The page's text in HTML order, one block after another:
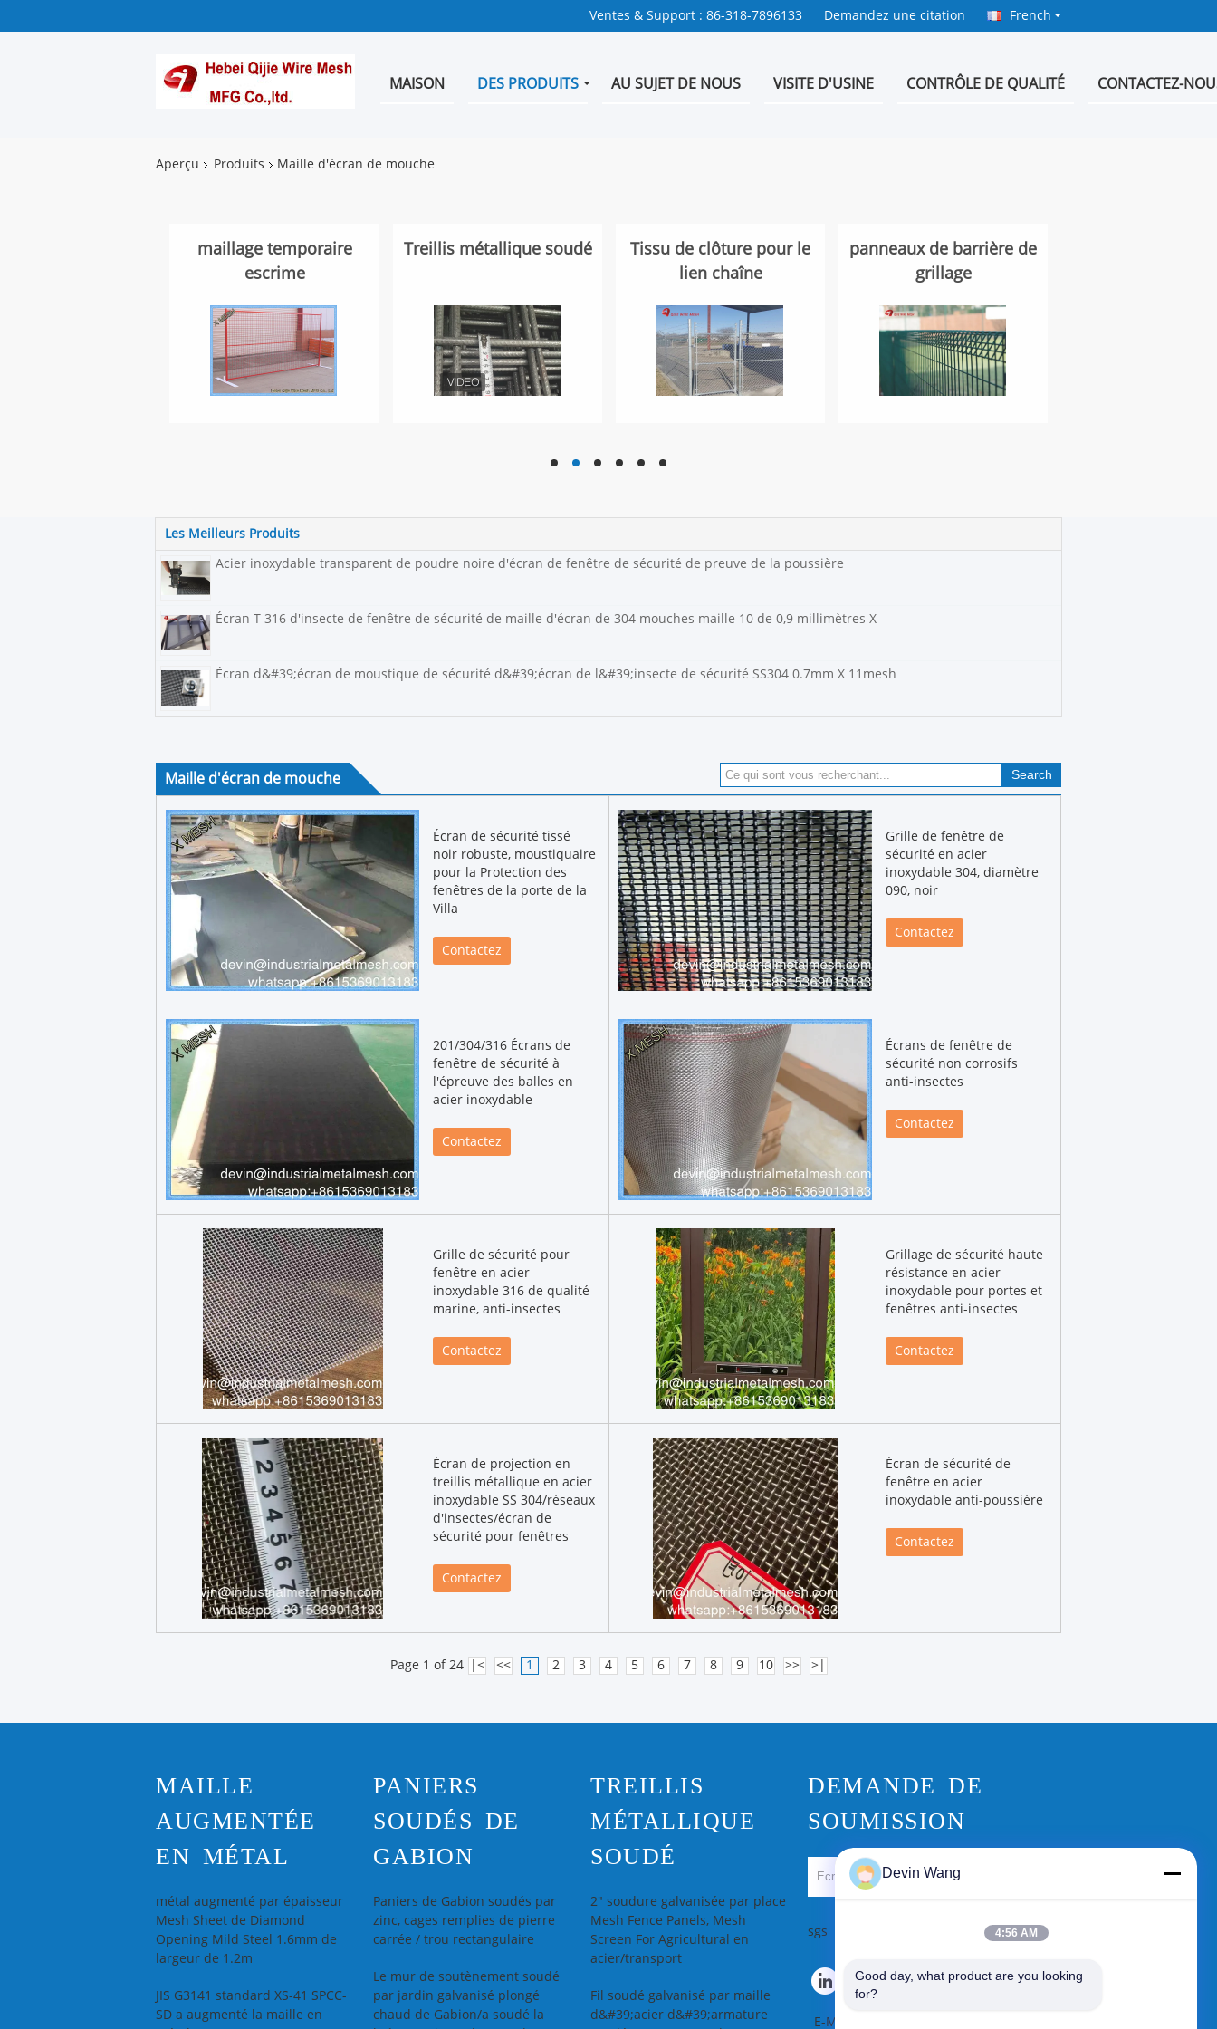
Ventes & Support : 86-318-7896133 Demandez une citation French
MAISON DES PRODUITS AU SUJET DE NOUS VISITE D'USINE CONTRÔLE DE QUALITÉ CONTACTEZ-
Aperçu Produits Maille d'écran de mouche
maillage temporaire
escrime
Treillis métallique soudé
Tissu de clôture pour le
lien chaîne
panneaux de barrière de
grillage
hd hd hd hd hd hd
Les Meilleurs Produits
Acier inoxydable transparent de poudre noire d'écran de fenêtre de sécurité de preuve de la poussière
Écran T 316 d'insecte de fenêtre de sécurité de maille d'écran de 304 mouches maille 10 de 0,9 millimètres X
Écran d&#39;écran de moustique de sécurité d&#39;écran de l&#39;insecte de sécurité SS304 0.7mm X 11mesh
Maille d'écran de mouche
Écran de sécurité tissé
noir robuste, moustiquaire
pour la Protection des
fenêtres de la porte de la
Villa
Contactez
Grille de fenêtre de
sécurité en acier
inoxydable 304, diamètre
090, noir
Contactez
201/304/316 Écrans de
fenêtre de sécurité à
l'épreuve des balles en
acier inoxydable
Contactez
Écrans de fenêtre de
sécurité non corrosifs
anti-insectes
Contactez
Grille de sécurité pour
fenêtre en acier
inoxydable 316 de qualité
marine, anti-insectes
Contactez
Grillage de sécurité haute
résistance en acier
inoxydable pour portes et
fenêtres anti-insectes
Contactez
Écran de projection en
treillis métallique en acier
inoxydable SS 304/réseaux
d'insectes/écran de
sécurité pour fenêtres
Contactez
Écran de sécurité de
fenêtre en acier
inoxydable anti-poussière
Contactez
Page 1 of 24 |< << 1 2 3 4 5 6 7 8 9 10 >> >|
MAILLE
AUGMENTÉE
EN MÉTAL
métal augmenté par épaisseur
Mesh Sheet de Diamond
Opening Mild Steel 1.6mm de
largeur de 1.2m
JIS G3141 standard XS-41 SPCC-
SD a augmenté la maille en
PANIERS
SOUDÉS DE
GABION
Paniers de Gabion soudés par
zinc, cages remplies de pierre
carrée / trou rectangulaire
Le mur de soutènement soudé
par jardin galvanisé plongé
chaud de Gabion/a soudé la
TREILLIS
MÉTALLIQUE
SOUDÉ
2" soudure galvanisée par place
Mesh Fence Panels, Mesh
Screen For Agricultural en
acier/transport
Fil soudé galvanisé par maille
d&#39;acier d&#39;armature
DEMANDE DE
SOUMISSION
sgs
E-Mail
Devin Wang
4:56 AM
Good day, what product are you looking
for?